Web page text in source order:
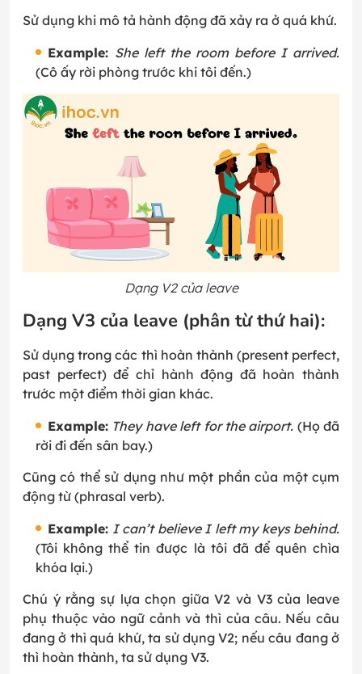
Sử dụng khi mô tả hành động đã xảy ra ở quá khứ.
Example: She left the room before I arrived.
(Cô ấy rời phòng trước khi tôi đến.)
Dạng V2 của leave
Dạng V3 của leave (phân từ thứ hai):
Sử dụng trong các thì hoàn thành (present perfect,
past perfect) để chỉ hành động đã hoàn thành
trước một điểm thời gian khác.
Example: They have left for the airport. (Họ đã
rời đi đến sân bay.)
Cũng có thể sử dụng như một phần của một cụm
động từ (phrasal verb).
Example: I can’t believe I left my keys behind.
(Tôi không thể tin được là tôi đã để quên chìa
khóa lại.)
Chú ý rằng sự lựa chọn giữa V2 và V3 của leave
phụ thuộc vào ngữ cảnh và thì của câu. Nếu câu
đang ở thì quá khứ, ta sử dụng V2; nếu câu đang ở
thì hoàn thành, ta sử dụng V3.